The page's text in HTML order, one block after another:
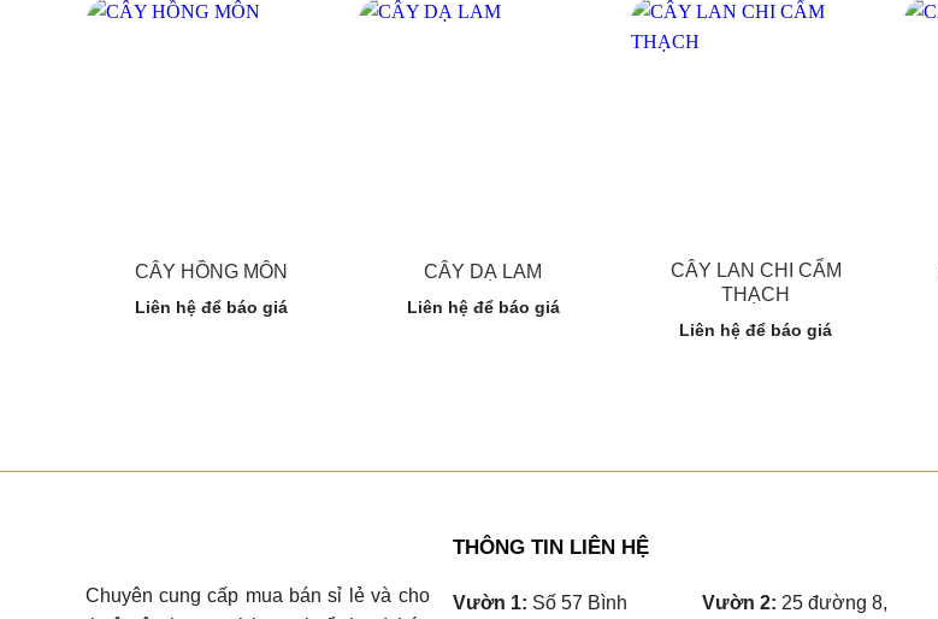
CÂY HỒNG MÔN
Liên hệ để báo giá
CÂY DẠ LAM
Liên hệ để báo giá
CÂY LAN CHI CẨM
THẠCH
Liên hệ để báo giá
Chuyên cung cấp mua bán sỉ lẻ và cho
THÔNG TIN LIÊN HỆ
Vườn 1: Số 57 Bình Vườn 2: 25 đường 8,